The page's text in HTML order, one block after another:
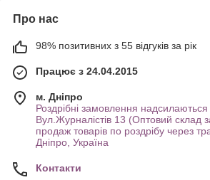
Про нас
98% позитивних з 55 відгуків за рік
Працює з 24.04.2015
м. Дніпро
Роздрібні замовлення
Вул.Журналістів 13 (Оптовий склад
продаж товарів по роздрібу через
Дніпро, Україна
Контакти